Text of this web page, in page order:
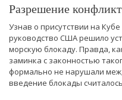
Разрешение
Узнав о присутствии на
руководство США решило
морскую блокаду. Правда,
заминка с законностью
формально не нарушали
введение блокады